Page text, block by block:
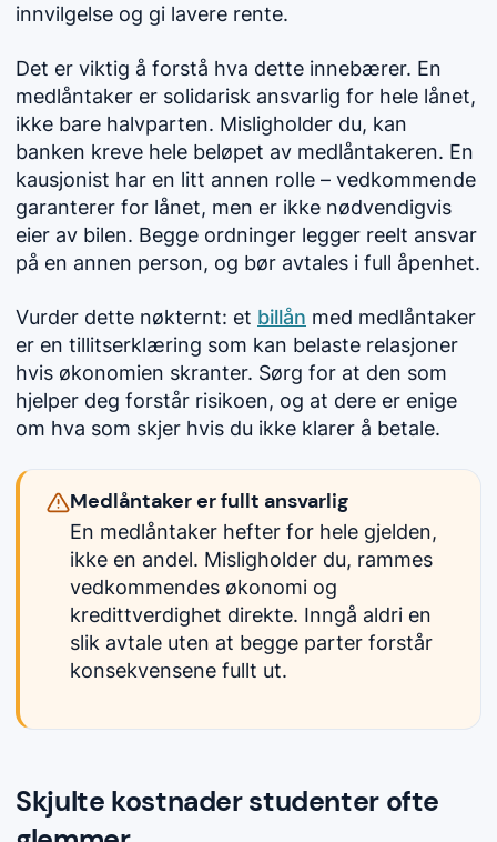
innvilgelse og gi lavere rente.
Det er viktig å forstå hva dette innebærer. En
medlåntaker er solidarisk ansvarlig for hele lånet,
ikke bare halvparten. Misligholder du, kan
banken kreve hele beløpet av medlåntakeren. En
kausjonist har en litt annen rolle – vedkommende
garanterer for lånet, men er ikke nødvendigvis
eier av bilen. Begge ordninger legger reelt ansvar
på en annen person, og bør avtales i full åpenhet.
Vurder dette nøkternt: et billån med medlåntaker
er en tillitserklæring som kan belaste relasjoner
hvis økonomien skranter. Sørg for at den som
hjelper deg forstår risikoen, og at dere er enige
om hva som skjer hvis du ikke klarer å betale.
Medlåntaker er fullt ansvarlig
En medlåntaker hefter for hele gjelden,
ikke en andel. Misligholder du, rammes
vedkommendes økonomi og
kredittverdighet direkte. Inngå aldri en
slik avtale uten at begge parter forstår
konsekvensene fullt ut.
Skjulte kostnader studenter ofte